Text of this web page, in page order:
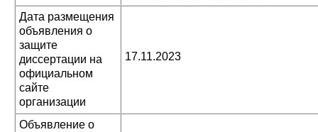
Дата размещения
объявления о
защите
диссертации на
официальном
сайте
организации
17.11.2023
Объявление о